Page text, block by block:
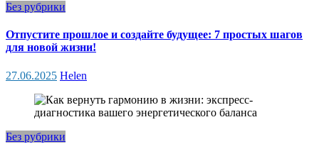
Без рубрики
Отпустите прошлое и создайте будущее: 7 простых шагов
для новой жизни!
27.06.2025 Helen
Без рубрики